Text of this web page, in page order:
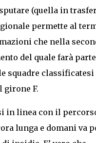
(quella in
permette al
che nella
del quale farà
squadre classificatesi
girone F.
in linea con il
lunga e domani va